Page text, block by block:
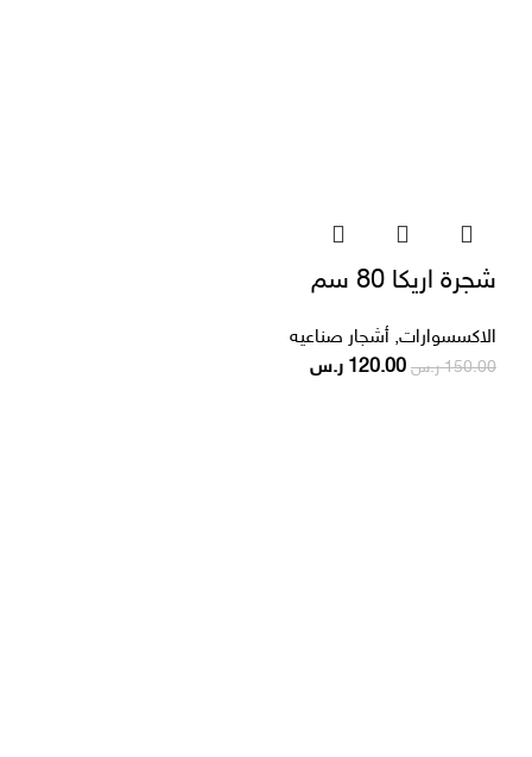
شجرة اريكا 80 سم
الاكسسوارات, أشجار صناعيه
150.00 ر.س 120.00 ر.س